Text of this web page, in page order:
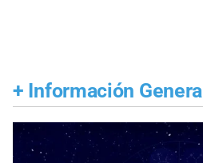
+ Información General